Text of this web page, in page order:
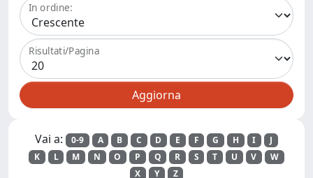
In ordine:
Risultati/Pagina
Vai a: 0-9 A B C D E F G H I
J
K
L M N O P Q R S T U V
W
X
Y Z